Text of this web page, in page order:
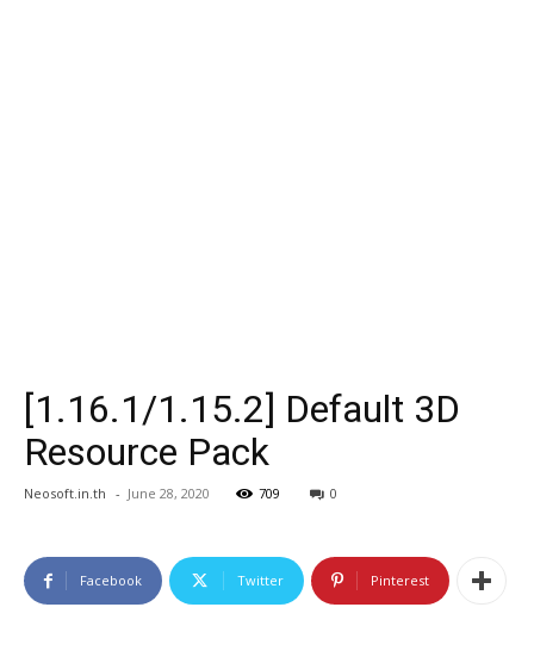
[1.16.1/1.15.2] Default 3D
Resource Pack
Neosoft.in.th - June 28, 2020 709 0
Facebook Twitter Pinterest